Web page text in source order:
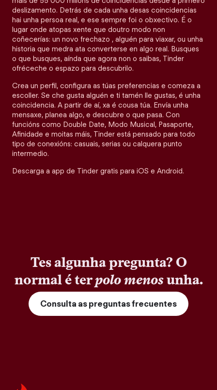
deslizamento. Detrás de cada unha desas coincidencias
hai unha persoa real, e ese sempre foi o obxectivo. É o
lugar onde atopas xente que doutro modo non
coñecerías: un novo frechazo , alguén para viaxar, ou unha
historia que medra ata converterse en algo real. Busques
o que busques, aínda que agora non o saibas, Tinder
ofréceche o espazo para descubrilo.
Crea un perfil, configura as túas preferencias e comeza a
escoller. Se che gusta alguén e ti tamén lle gustas, é unha
coincidencia. A partir de aí, xa é cousa túa. Envía unha
mensaxe, planea algo, e descubre o que pasa. Con
funcións como Double Date, Modo Musical, Pasaporte,
Afinidade e moitas máis, Tinder está pensado para todo
tipo de conexións: casuais, serias ou calquera punto
intermedio.
Descarga a app de Tinder gratis para iOS e Android.
Tes algunha pregunta? O
normal é terpolo menosunha.
Consulta as preguntas frecuentes